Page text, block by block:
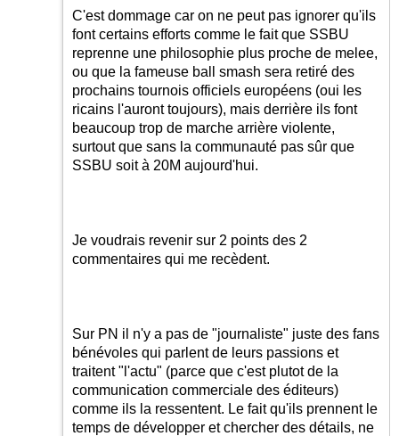
C'est dommage car on ne peut pas ignorer qu'ils
font certains efforts comme le fait que SSBU
reprenne une philosophie plus proche de melee,
ou que la fameuse ball smash sera retiré des
prochains tournois officiels européens (oui les
ricains l'auront toujours), mais derrière ils font
beaucoup trop de marche arrière violente,
surtout que sans la communauté pas sûr que
SSBU soit à 20M aujourd'hui.
Je voudrais revenir sur 2 points des 2
commentaires qui me recèdent.
Sur PN il n'y a pas de "journaliste" juste des fans
bénévoles qui parlent de leurs passions et
traitent "l'actu" (parce que c'est plutot de la
communication commerciale des éditeurs)
comme ils la ressentent. Le fait qu'ils prennent le
temps de développer et chercher des détails, ne